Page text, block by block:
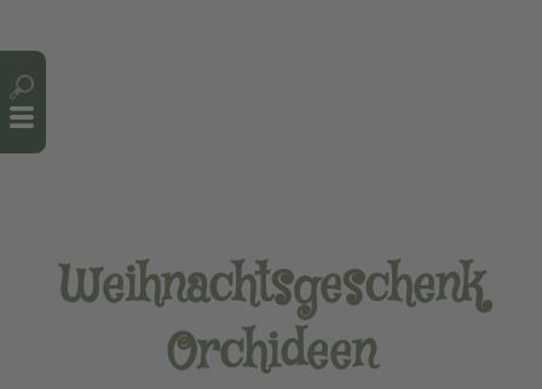
Weihnachtsgeschenk
Orchideen